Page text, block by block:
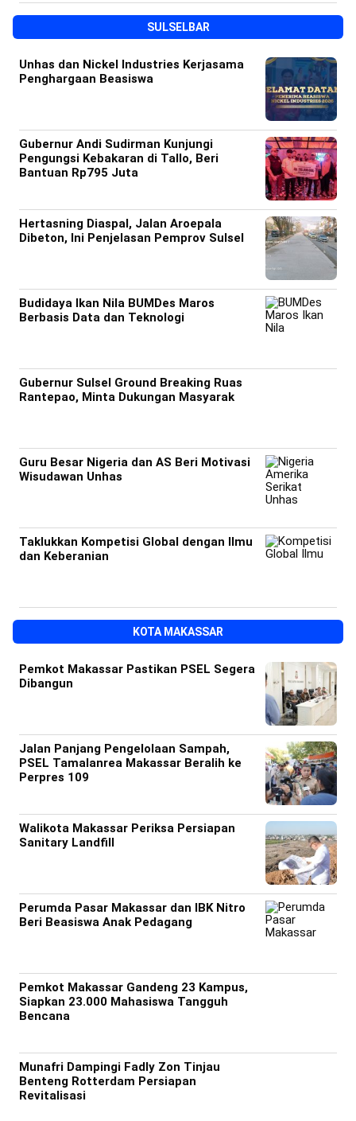
SULSELBAR
Unhas dan Nickel Industries Kerjasama
Penghargaan Beasiswa
Gubernur Andi Sudirman Kunjungi
Pengungsi Kebakaran di Tallo, Beri
Bantuan Rp795 Juta
Hertasning Diaspal, Jalan Aroepala
Dibeton, Ini Penjelasan Pemprov Sulsel
Budidaya Ikan Nila BUMDes Maros
Berbasis Data dan Teknologi
Gubernur Sulsel Ground Breaking Ruas
Rantepao, Minta Dukungan Masyarak
Guru Besar Nigeria dan AS Beri Motivasi
Wisudawan Unhas
Taklukkan Kompetisi Global dengan Ilmu
dan Keberanian
KOTA MAKASSAR
Pemkot Makassar Pastikan PSEL Segera
Dibangun
Jalan Panjang Pengelolaan Sampah,
PSEL Tamalanrea Makassar Beralih ke
Perpres 109
Walikota Makassar Periksa Persiapan
Sanitary Landfill
Perumda Pasar Makassar dan IBK Nitro
Beri Beasiswa Anak Pedagang
Pemkot Makassar Gandeng 23 Kampus,
Siapkan 23.000 Mahasiswa Tangguh
Bencana
Munafri Dampingi Fadly Zon Tinjau
Benteng Rotterdam Persiapan
Revitalisasi